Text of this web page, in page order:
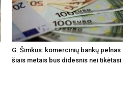
G. Šimkus: komercinių bankų pelnas
šiais metais bus didesnis nei tikėtasi